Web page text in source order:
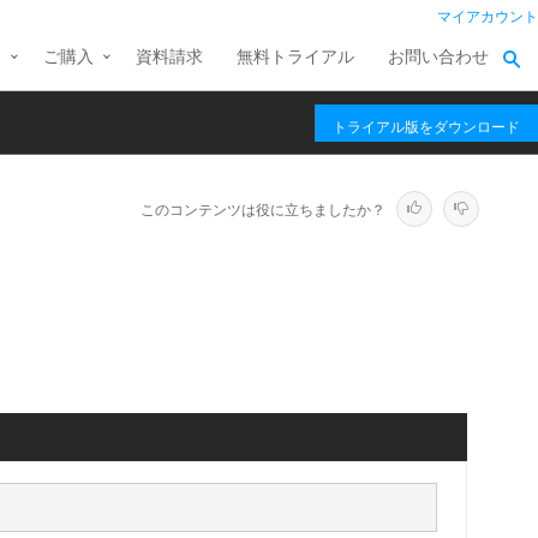
マイアカウント
ご購入 資料請求 無料トライアル お問い合わせ
トライアル版をダウンロード
このコンテンツは役に立ちましたか？